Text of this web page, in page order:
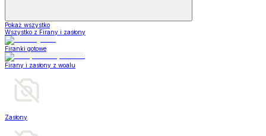
Pokaż wszystko
Wszystko z Firany i zasłony
Firanki gotowe
Firany i zasłony z woalu
Zasłony